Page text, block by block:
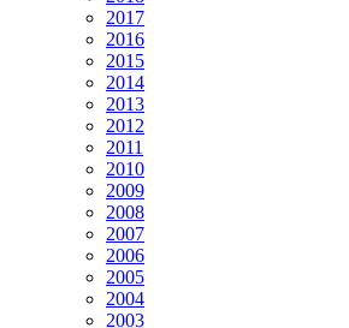
2017
2016
2015
2014
2013
2012
2011
2010
2009
2008
2007
2006
2005
2004
2003